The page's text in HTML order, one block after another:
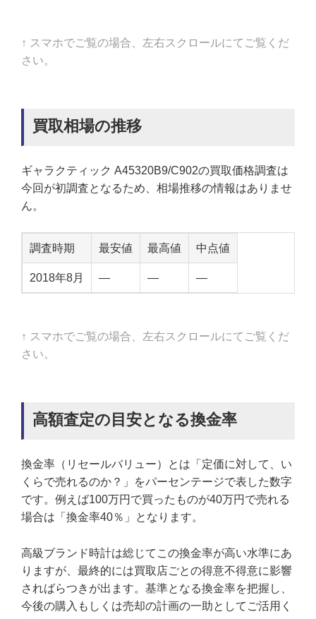
↑ スマホでご覧の場合、左右スクロールにてご覧くだ
さい。
買取相場の推移
ギャラクティック A45320B9/C902の買取価格調査は
今回が初調査となるため、相場推移の情報はありませ
ん。
調査時期 最安値 最高値 中点値
2018年8月 — — —
↑ スマホでご覧の場合、左右スクロールにてご覧くだ
さい。
高額査定の目安となる換金率
換金率（リセールバリュー）とは「定価に対して、い
くらで売れるのか？」をパーセンテージで表した数字
です。例えば100万円で買ったものが40万円で売れる
場合は「換金率40％」となります。
高級ブランド時計は総じてこの換金率が高い水準にあ
りますが、最終的には買取店ごとの得意不得意に影響
さればらつきが出ます。基準となる換金率を把握し、
今後の購入もしくは売却の計画の一助としてご活用く